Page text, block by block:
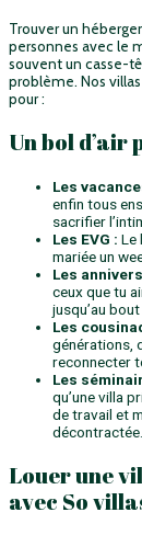
Trouver un
personnes avec le
souvent un casse-
problème. Nos
pour :
Un bol d’air
Les
enfin tous
sacrifier
Les EVG : Le
mariée un
Les
ceux que tu
jusqu’au
Les
générations,
reconnecter
Les
qu’une villa
de travail et
décontractée.
Louer une
avec So